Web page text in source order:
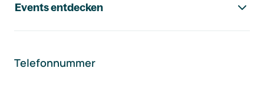
Events entdecken
Telefonnummer